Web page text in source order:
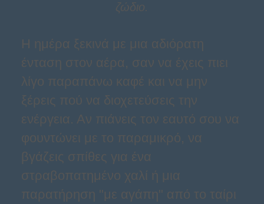
ζώδιο.
Η ημέρα ξεκινά με μια αδιόρατη
ένταση στον αέρα, σαν να έχεις πιει
λίγο παραπάνω καφέ και να μην
ξέρεις πού να διοχετεύσεις την
ενέργεια. Αν πιάνεις τον εαυτό σου να
φουντώνει με το παραμικρό, να
βγάζεις σπίθες για ένα
στραβοπατημένο χαλί ή μια
παρατήρηση "με αγάπη" από το ταίρι